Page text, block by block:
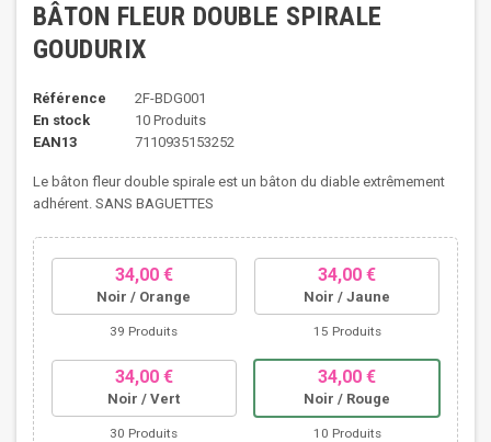
BÂTON FLEUR DOUBLE SPIRALE
GOUDURIX
Référence
2F-BDG001
En stock
10 Produits
EAN13
7110935153252
Le bâton fleur double spirale est un bâton du diable extrêmement
adhérent. SANS BAGUETTES
34,00 €
Noir / Orange
39 Produits
34,00 €
Noir / Jaune
15 Produits
34,00 €
Noir / Vert
30 Produits
34,00 €
Noir / Rouge
10 Produits